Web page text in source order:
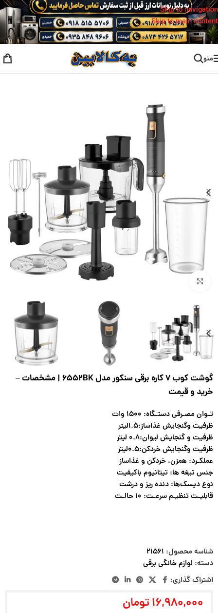
Skip to navigation
Skip to main content
منو
گوشت کوب 7 کاره برقی سنکور مدل 6552BK | مشخصات –
خرید و قیمت
تـوان مصـرفی دستـگاه: ۱۵۰۰ وات
ظرفیت وگنجایش غذاساز:۱.۵لیتر
ظرفیت و گنجایش لیوان:۰.۸ لیتر
ظرفیت وگنجایش خردکن:۰.۵لیتر
عملکـرد: همزن، خردکن و غذاساز
جنس تیغه ها: تیتانیوم باکیفیت
نوع دیسک‌ها: دنده ریز و درشت
قابلیـت تنظیـم سرعـت: ۱۰ حالـت
شناسه محصول: ۲۱۵۶۱
دسته: لوازم خانگی برقی
اشتراک گذاری:
۱۶,۹۸۰,۰۰۰تومان